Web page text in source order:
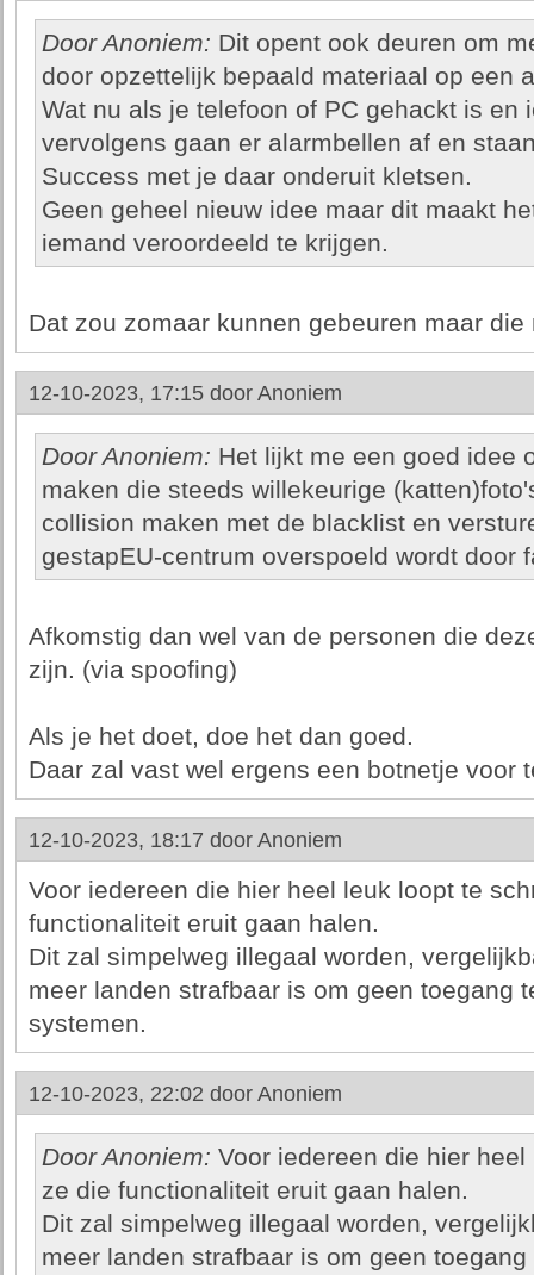
Door Anoniem: Dit opent ook deuren om
door opzettelijk bepaald materiaal op een
Wat nu als je telefoon of PC gehackt is en
vervolgens gaan er alarmbellen af en
Success met je daar onderuit kletsen.
Geen geheel nieuw idee maar dit maakt
iemand veroordeeld te krijgen.
Dat zou zomaar kunnen gebeuren maar
12-10-2023, 17:15 door Anoniem
Door Anoniem: Het lijkt me een goed idee
maken die steeds willekeurige
collision maken met de blacklist en
gestapEU-centrum overspoeld wordt door
Afkomstig dan wel van de personen die
zijn. (via spoofing)
Als je het doet, doe het dan goed.
Daar zal vast wel ergens een botnetje voor
12-10-2023, 18:17 door Anoniem
Voor iedereen die hier heel leuk loopt te
functionaliteit eruit gaan halen.
Dit zal simpelweg illegaal worden,
meer landen strafbaar is om geen toegang
systemen.
12-10-2023, 22:02 door Anoniem
Door Anoniem: Voor iedereen die hier
ze die functionaliteit eruit gaan halen.
Dit zal simpelweg illegaal worden,
meer landen strafbaar is om geen